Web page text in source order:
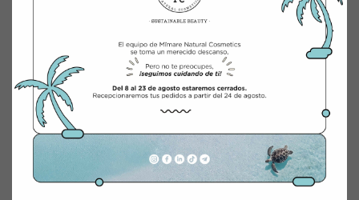
INTEGRACIÓN Y DISTRIBUCIÓN COSMÉTICA
Polígono Industrial Saprelorca, B/111
30817 Lorca (Murcia), España
www.mimarenaturalcosmetics.com
Teléfono:968 47 60 59
INFORMACIÓN
Política de envíos y devoluciones